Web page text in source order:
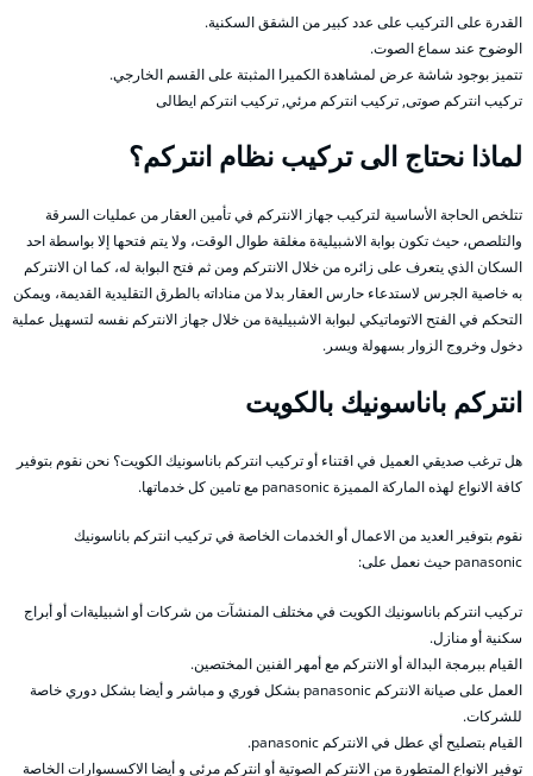
القدرة على التركيب على عدد كبير من الشقق السكنية.
الوضوح عند سماع الصوت.
تتميز بوجود شاشة عرض لمشاهدة الكميرا المثبتة على القسم الخارجي.
تركيب انتركم صوتى, تركيب انتركم مرئي, تركيب انتركم ايطالى
لماذا نحتاج الى تركيب نظام انتركم؟
تتلخص الحاجة الأساسية لتركيب جهاز الانتركم في تأمين العقار من عمليات السرقة
والتلصص، حيث تكون بوابة الاشبيليةة مغلقة طوال الوقت، ولا يتم فتحها إلا بواسطة احد
السكان الذي يتعرف على زائره من خلال الانتركم ومن ثم فتح البوابة له، كما ان الانتركم
به خاصية الجرس لاستدعاء حارس العقار بدلا من مناداته بالطرق التقليدية القديمة، ويمكن
التحكم في الفتح الاتوماتيكي لبوابة الاشبيليةة من خلال جهاز الانتركم نفسه لتسهيل عملية
دخول وخروج الزوار بسهولة ويسر.
انتركم باناسونيك بالكويت
هل ترغب صديقي العميل في اقتناء أو تركيب انتركم باناسونيك الكويت؟ نحن نقوم بتوفير
كافة الانواع لهذه الماركة المميزة panasonic مع تامين كل خدماتها.
نقوم بتوفير العديد من الاعمال أو الخدمات الخاصة في تركيب انتركم باناسونيك
panasonic حيث نعمل على:
تركيب انتركم باناسونيك الكويت في مختلف المنشآت من شركات أو اشبيليةات أو أبراج
سكنية أو منازل.
القيام ببرمجة البدالة أو الانتركم مع أمهر الفنين المختصين.
العمل على صيانة الانتركم panasonic بشكل فوري و مباشر و أيضا بشكل دوري خاصة
للشركات.
القيام بتصليح أي عطل في الانتركم panasonic.
توفير الانواع المتطورة من الانتركم الصوتية أو انتركم مرئي و أيضا الاكسسوارات الخاصة